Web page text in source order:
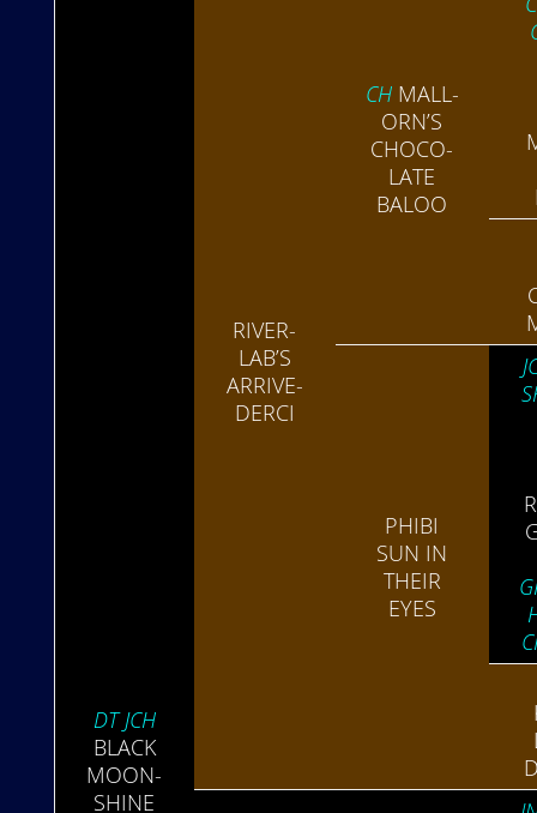
DT JCH
BLACK
MOON­
SHINE
RIVER­
LAB’S
ARRIVE­
DERCI
CH MALL­
ORN’S
CHOCO­
LATE
BALOO
PHIBI
SUN IN
THEIR
EYES